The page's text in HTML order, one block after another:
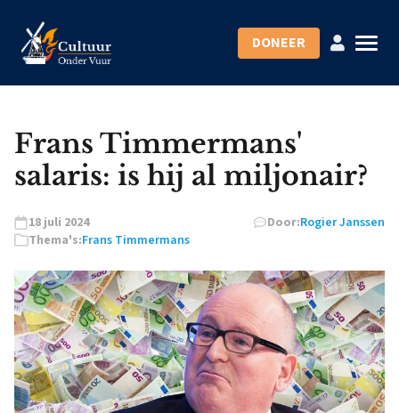
DONEER
Frans Timmermans'
salaris: is hij al miljonair?
18 juli 2024 Door:Rogier Janssen
Thema's:Frans Timmermans